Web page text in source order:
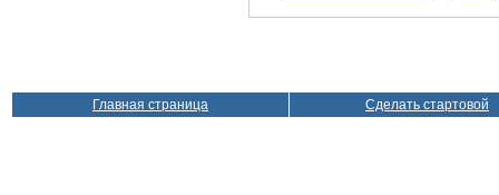
Главная страница Сделать стартовой